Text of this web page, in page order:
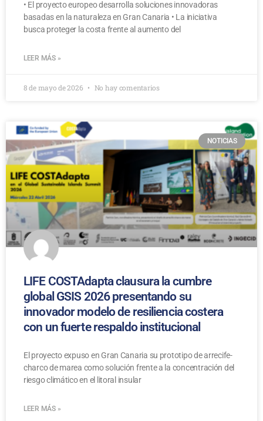
• El proyecto europeo desarrolla soluciones innovadoras
basadas en la naturaleza en Gran Canaria • La iniciativa
busca proteger la costa frente al aumento del
LEER MÁS »
8 de mayo de 2026 No hay comentarios
NOTICIAS
LIFE COSTAdapta clausura la cumbre
global GSIS 2026 presentando su
innovador modelo de resiliencia costera
con un fuerte respaldo institucional
El proyecto expuso en Gran Canaria su prototipo de arrecife-
charco de marea como solución frente a la concentración del
riesgo climático en el litoral insular
LEER MÁS »